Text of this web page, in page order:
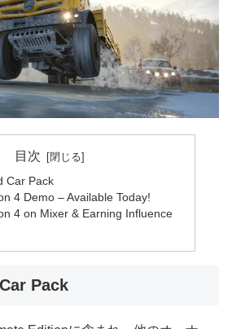
目次
Car Pack
4 Demo – Available Today!
4 on Mixer & Earning Influence
Pack